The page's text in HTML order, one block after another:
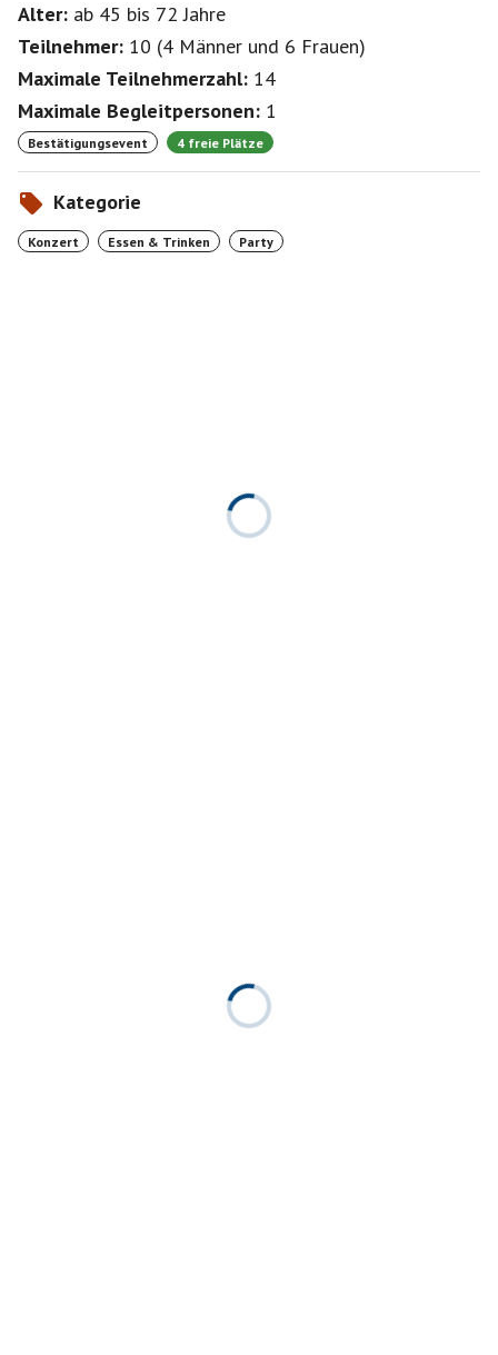
Alter: ab 45 bis 72Jahre
Teilnehmer: 10 (4 Männer und 6 Frauen)
Maximale Teilnehmerzahl: 14
Maximale Begleitpersonen: 1
Bestätigungsevent 4 freie Plätze
Kategorie
Konzert Essen & Trinken Party